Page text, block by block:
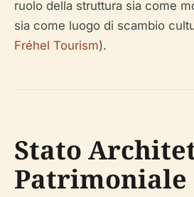
ruolo della struttura sia come
sia come luogo di scambio
Fréhel Tourism).
Stato
Patrimoniale